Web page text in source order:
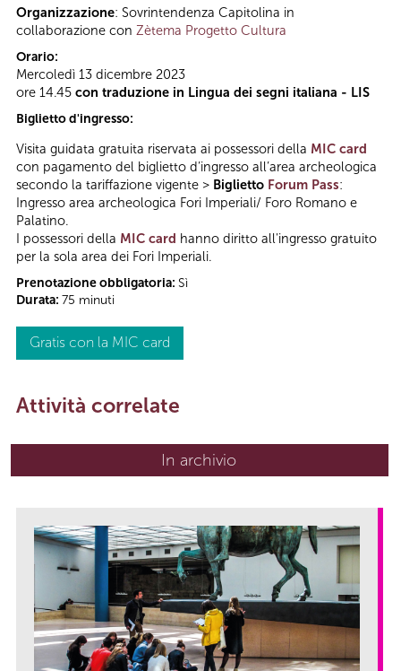
Organizzazione: Sovrintendenza Capitolina in
collaborazione con Zètema Progetto Cultura
Orario:
Mercoledì 13 dicembre 2023
ore 14.45 con traduzione in Lingua dei segni italiana - LIS
Biglietto d'ingresso:
Visita guidata gratuita riservata ai possessori della MIC card
con pagamento del biglietto d’ingresso all’area archeologica
secondo la tariffazione vigente > Biglietto Forum Pass:
Ingresso area archeologica Fori Imperiali/ Foro Romano e
Palatino.
I possessori della MIC card hanno diritto all'ingresso gratuito
per la sola area dei Fori Imperiali.
Prenotazione obbligatoria: Sì
Durata: 75 minuti
Gratis con la MIC card
Attività correlate
In archivio